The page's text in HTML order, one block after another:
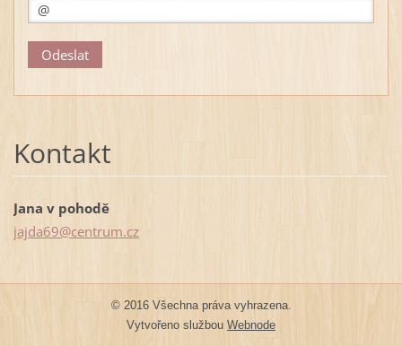
Kontakt
Jana v pohodě
jajda69@centrum.cz
© 2016 Všechna práva vyhrazena.
Vytvořeno službou Webnode